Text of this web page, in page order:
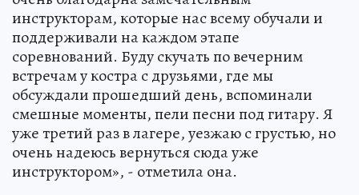
инструкторам, которые нас всему обучали и
поддерживали на каждом этапе
соревнований. Буду скучать по вечерним
встречам у костра с друзьями, где мы
обсуждали прошедший день, вспоминали
смешные моменты, пели песни под гитару. Я
уже третий раз в лагере, уезжаю с грустью, но
очень надеюсь вернуться сюда уже
инструктором», - отметила она.